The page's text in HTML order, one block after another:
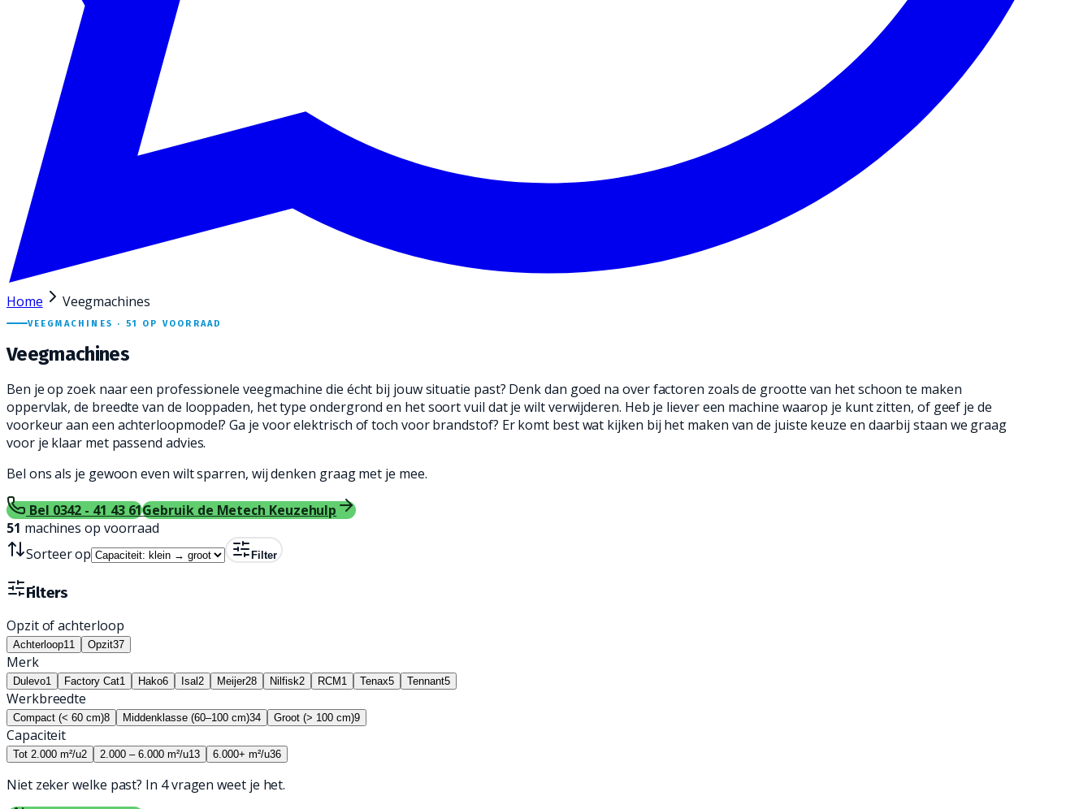
Home Veegmachines
VEEGMACHINES · 51 OP VOORRAAD
Veegmachines
Ben je op zoek naar een professionele veegmachine die écht bij jouw situatie past? Denk dan goed na over factoren zoals de grootte van het schoon te maken
oppervlak, de breedte van de looppaden, het type ondergrond en het soort vuil dat je wilt verwijderen. Heb je liever een machine waarop je kunt zitten, of geef je de
voorkeur aan een achterloopmodel? Ga je voor elektrisch of toch voor brandstof? Er komt best wat kijken bij het maken van de juiste keuze en daarbij staan we graag
voor je klaar met passend advies.
Bel ons als je gewoon even wilt sparren, wij denken graag met je mee.
Bel 0342 - 41 43 61Gebruik de Metech Keuzehulp
51 machines op voorraad
Sorteer op
Filter
Filters
Opzit of achterloop
Achterloop11 Opzit37
Merk
Dulevo1 Factory Cat1 Hako6 Isal 2 Meijer28 Nilfisk2 RCM 1 Tenax5 Tennant5
Werkbreedte
Compact (< 60 cm)8 Middenklasse (60–100 cm)34 Groot (> 100 cm)9
Capaciteit
Tot 2.000 m²/u2 2.000 – 6.000 m²/u13 6.000+ m²/u36
Niet zeker welke past? In 4 vragen weet je het.